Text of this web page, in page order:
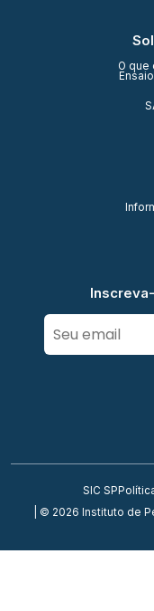
O que
SIC SP
| © 2026 Instituto de